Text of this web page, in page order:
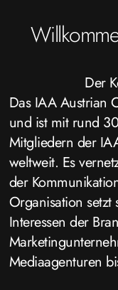
Der
Das IAA Austrian
und ist mit rund
Mitgliedern der
weltweit. Es
der
Organisation
Interessen der
Mediaagenturen